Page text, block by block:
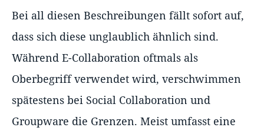
Bei all diesen Beschreibungen fällt sofort auf,
dass sich diese unglaublich ähnlich sind.
Während E-Collaboration oftmals als
Oberbegriff verwendet wird, verschwimmen
spätestens bei Social Collaboration und
Groupware die Grenzen. Meist umfasst eine